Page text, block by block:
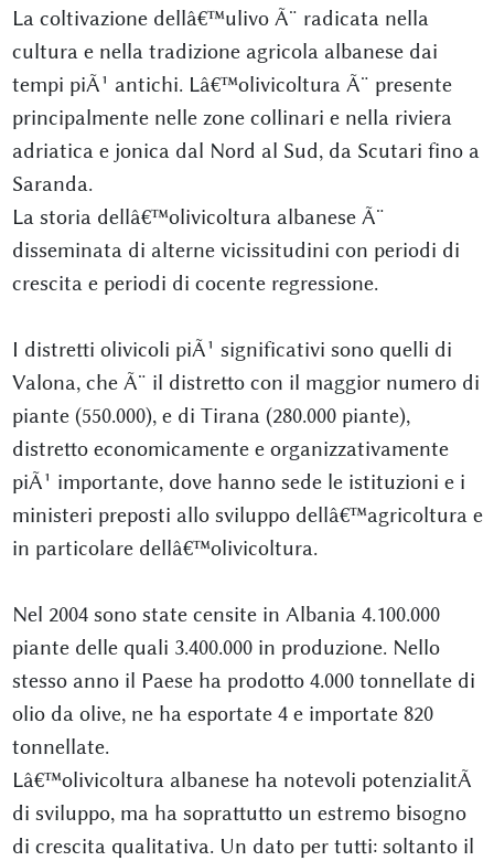
La coltivazione dellâ€™ulivo Ã¨ radicata nella
cultura e nella tradizione agricola albanese dai
tempi piÃ¹ antichi. Lâ€™olivicoltura Ã¨ presente
principalmente nelle zone collinari e nella riviera
adriatica e jonica dal Nord al Sud, da Scutari fino a
Saranda.
La storia dellâ€™olivicoltura albanese Ã¨
disseminata di alterne vicissitudini con periodi di
crescita e periodi di cocente regressione.
I distretti olivicoli piÃ¹ significativi sono quelli di
Valona, che Ã¨ il distretto con il maggior numero di
piante (550.000), e di Tirana (280.000 piante),
distretto economicamente e organizzativamente
piÃ¹ importante, dove hanno sede le istituzioni e i
ministeri preposti allo sviluppo dellâ€™agricoltura e
in particolare dellâ€™olivicoltura.
Nel 2004 sono state censite in Albania 4.100.000
piante delle quali 3.400.000 in produzione. Nello
stesso anno il Paese ha prodotto 4.000 tonnellate di
olio da olive, ne ha esportate 4 e importate 820
tonnellate.
Lâ€™olivicoltura albanese ha notevoli potenzialitÃ
di sviluppo, ma ha soprattutto un estremo bisogno
di crescita qualitativa. Un dato per tutti: soltanto il